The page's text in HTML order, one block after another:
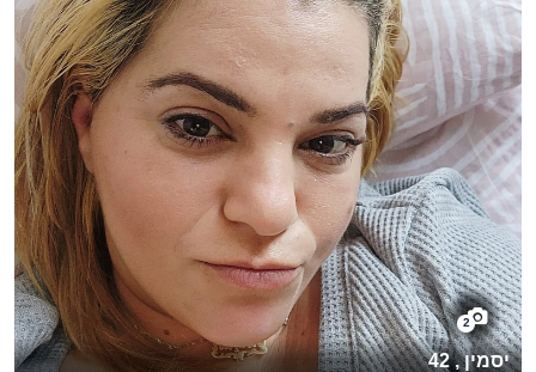
2
יסמין , 42